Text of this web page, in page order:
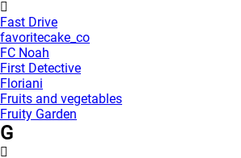
Fast Drive
favoritecake_co
FC Noah
First Detective
Floriani
Fruits and vegetables
Fruity Garden
G